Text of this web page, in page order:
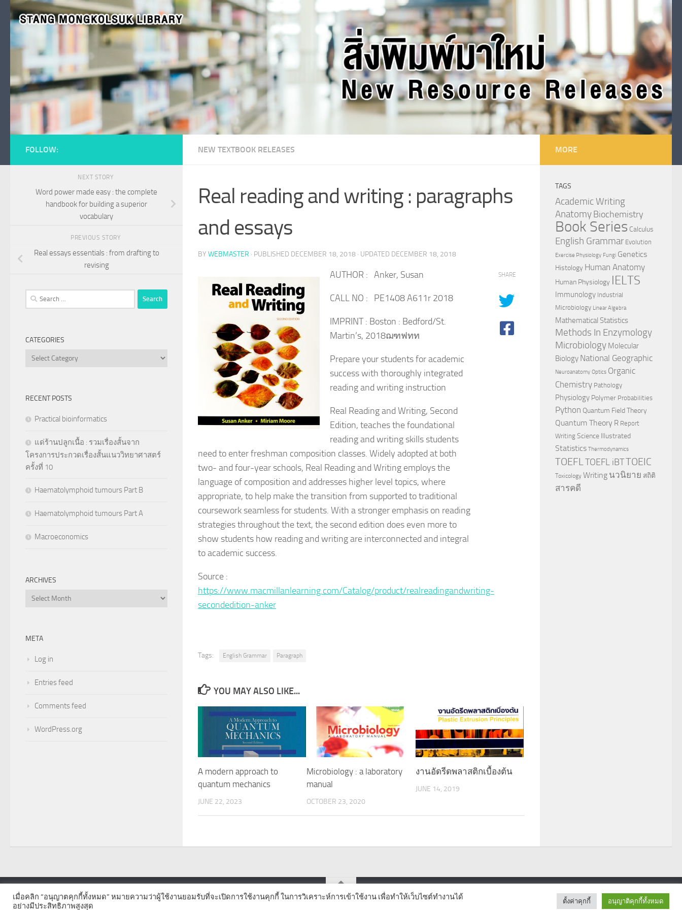
Skip to content
NEW TEXTBOOK RELEASES
Real reading and writing : paragraphs
and essays
BY WEBMASTER · PUBLISHED DECEMBER 18, 2018 · UPDATED DECEMBER 18, 2018
AUTHOR : Anker, Susan
CALL NO : PE1408 A611r 2018
IMPRINT : Boston : Bedford/St.
Martin’s, 2018ฌฑฟทท
Prepare your students for academic
success with thoroughly integrated
reading and writing instruction
Real Reading and Writing, Second
Edition, teaches the foundational
reading and writing skills students
need to enter freshman composition classes. Widely adopted at both
two- and four-year schools, Real Reading and Writing employs the
language of composition and addresses higher level topics, where
appropriate, to help make the transition from supported to traditional
coursework seamless for students. With a stronger emphasis on reading
strategies throughout the text, the second edition does even more to
show students how reading and writing are interconnected and integral
to academic success.
Source :
https://www.macmillanlearning.com/Catalog/product/realreadingandwriting-
secondedition-anker
SHARE
Tags: English Grammar Paragraph
YOU MAY ALSO LIKE...
A modern approach to
quantum mechanics
JUNE 22, 2023
Microbiology : a laboratory
manual
OCTOBER 23, 2020
งานอัดรีดพลาสติกเบื้องต้น
JUNE 14, 2019
FOLLOW:
NEXT STORY
Word power made easy : the complete
handbook for building a superior
vocabulary
PREVIOUS STORY
Real essays essentials : from drafting to
revising
Search
for:
CATEGORIES
Categories
RECENT POSTS
Practical bioinformatics
แด่ร้านปลูกเนื้อ : รวมเรื่องสั้นจาก
โครงการประกวดเรื่องสั้นแนววิทยาศาสตร์
ครั้งที่ 10
Haematolymphoid tumours Part B
Haematolymphoid tumours Part A
Macroeconomics
ARCHIVES
Archives
META
Log in
Entries feed
Comments feed
WordPress.org
MORE
TAGS
Academic Writing
AnatomyBiochemistry
Book Series Calculus
English Grammar Evolution
Exercise Physiology Fungi Genetics
Histology Human Anatomy
Human Physiology IELTS
Immunology Industrial
Microbiology Linear Algebra
Mathematical Statistics
Methods In Enzymology
Microbiology Molecular
Biology National Geographic
Neuroanatomy Optics Organic
Chemistry Pathology
Physiology Polymer Probabilities
Python Quantum Field Theory
Quantum Theory R Report
Writing Science Illustrated
Statistics Thermodynamics
TOEFL TOEFL iBTTOEIC
Toxicology Writing นวนิยาย สถิติ
สารคดี
© 2026. All Rights Reserved.
เมื่อคลิก “อนุญาตคุกกี้ทั้งหมด” หมายความว่าผู้ใช้งานยอมรับที่จะเปิดการใช้งานคุกกี้ ในการวิเคราะห์การเข้าใช้งาน เพื่อทำให้เว็บไซต์ทำงานได้
อย่างมีประสิทธิภาพสูงสุด
ตั้งค่าคุกกี้ อนุญาติคุกกี้ทั้งหมด